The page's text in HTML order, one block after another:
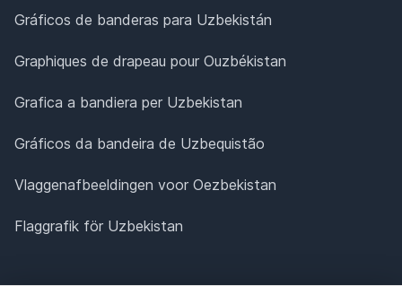
Gráficos de banderas para Uzbekistán
Graphiques de drapeau pour Ouzbékistan
Grafica a bandiera per Uzbekistan
Gráficos da bandeira de Uzbequistão
Vlaggenafbeeldingen voor Oezbekistan
Flaggrafik för Uzbekistan